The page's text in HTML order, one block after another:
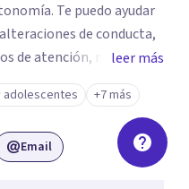
ayudar
de conducta,
de atención, miedos,
que les ayuden a
desde el respeto a las
emocional de la familia.
leer más
adolescentes +7 más
Email